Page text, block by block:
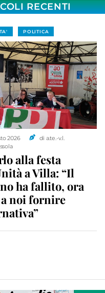
RECENTI
POLITICA
2026
di a.te.-v.l.
alla festa
a Villa: “Il
ha fallito, ora
noi fornire